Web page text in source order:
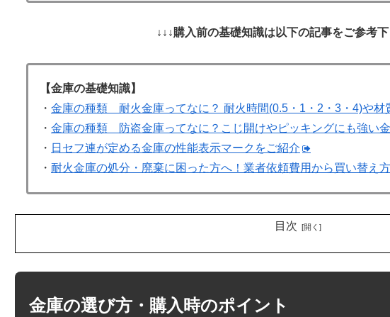
↓↓↓購入前の基礎知識は以下の記事をご参考下
【金庫の基礎知識】
・ 金庫の種類 耐火金庫ってなに？ 耐火時間(0.5・1・2・3・4)や材
・ 金庫の種類 防盗金庫ってなに？こじ開けやピッキングにも強い
・ 日セフ連が定める金庫の性能表示マークをご紹介
・ 耐火金庫の処分・廃棄に困った方へ！業者依頼費用から買い替え方
目次
金庫の選び方・購入時のポイント